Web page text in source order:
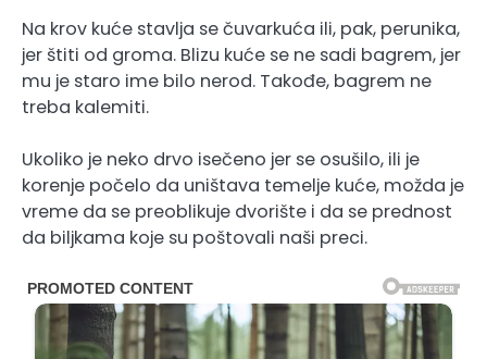
Na krov kuće stavlja se čuvarkuća ili, pak, perunika,
jer štiti od groma. Blizu kuće se ne sadi bagrem, jer
mu je staro ime bilo nerod. Takođe, bagrem ne
treba kalemiti.
Ukoliko je neko drvo isečeno jer se osušilo, ili je
korenje počelo da uništava temelje kuće, možda je
vreme da se preoblikuje dvorište i da se prednost
da biljkama koje su poštovali naši preci.